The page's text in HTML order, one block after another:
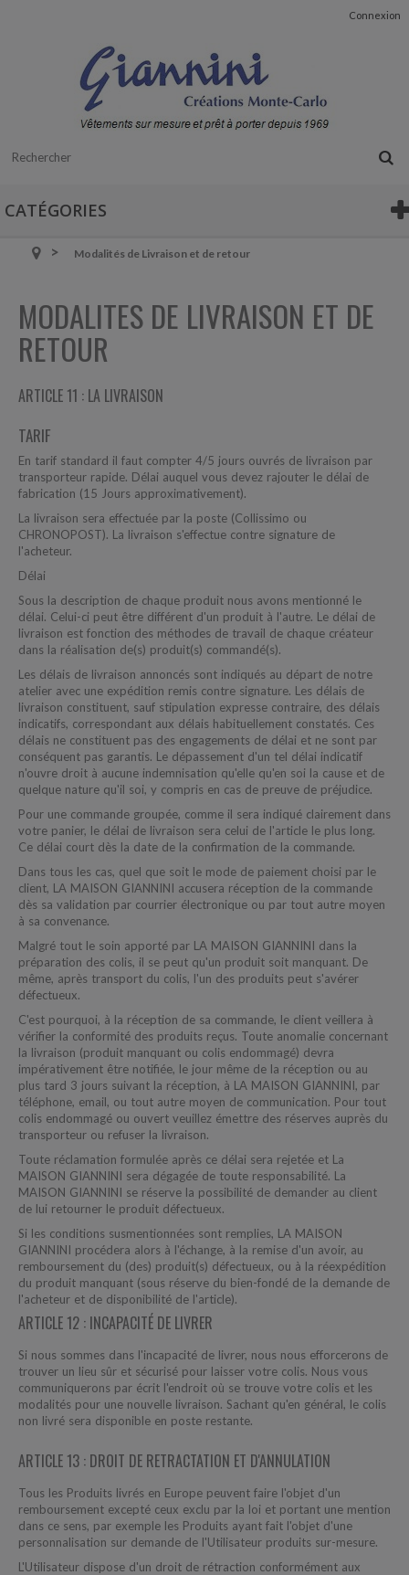
Connexion
CATÉGORIES
Modalités de Livraison et de retour
MODALITES DE LIVRAISON ET DE
RETOUR
ARTICLE 11 : LA LIVRAISON
TARIF
En tarif standard il faut compter 4/5 jours ouvrés de livraison par
transporteur rapide. Délai auquel vous devez rajouter le délai de
fabrication (15 Jours approximativement).
La livraison sera effectuée par la poste (Collissimo ou
CHRONOPOST). La livraison s'effectue contre signature de
l'acheteur.
Délai
Sous la description de chaque produit nous avons mentionné le
délai. Celui-ci peut être différent d'un produit à l'autre. Le délai de
livraison est fonction des méthodes de travail de chaque créateur
dans la réalisation de(s) produit(s) commandé(s).
Les délais de livraison annoncés sont indiqués au départ de notre
atelier avec une expédition remis contre signature. Les délais de
livraison constituent, sauf stipulation expresse contraire, des délais
indicatifs, correspondant aux délais habituellement constatés. Ces
délais ne constituent pas des engagements de délai et ne sont par
conséquent pas garantis. Le dépassement d'un tel délai indicatif
n'ouvre droit à aucune indemnisation qu'elle qu'en soi la cause et de
quelque nature qu'il soi, y compris en cas de preuve de préjudice.
Pour une commande groupée, comme il sera indiqué clairement dans
votre panier, le délai de livraison sera celui de l'article le plus long.
Ce délai court dès la date de la confirmation de la commande.
Dans tous les cas, quel que soit le mode de paiement choisi par le
client, LA MAISON GIANNINI accusera réception de la commande
dès sa validation par courrier électronique ou par tout autre moyen
à sa convenance.
Malgré tout le soin apporté par LA MAISON GIANNINI dans la
préparation des colis, il se peut qu'un produit soit manquant. De
même, après transport du colis, l'un des produits peut s'avérer
défectueux.
C'est pourquoi, à la réception de sa commande, le client veillera à
vérifier la conformité des produits reçus. Toute anomalie concernant
la livraison (produit manquant ou colis endommagé) devra
impérativement être notifiée, le jour même de la réception ou au
plus tard 3 jours suivant la réception, à LA MAISON GIANNINI, par
téléphone, email, ou tout autre moyen de communication. Pour tout
colis endommagé ou ouvert veuillez émettre des réserves auprès du
transporteur ou refuser la livraison.
Toute réclamation formulée après ce délai sera rejetée et La
MAISON GIANNINI sera dégagée de toute responsabilité. La
MAISON GIANNINI se réserve la possibilité de demander au client
de lui retourner le produit défectueux.
Si les conditions susmentionnées sont remplies, LA MAISON
GIANNINI procédera alors à l'échange, à la remise d'un avoir, au
remboursement du (des) produit(s) défectueux, ou à la réexpédition
du produit manquant (sous réserve du bien-fondé de la demande de
l'acheteur et de disponibilité de l'article).
ARTICLE 12 : INCAPACITÉ DE LIVRER
Si nous sommes dans l'incapacité de livrer, nous nous efforcerons de
trouver un lieu sûr et sécurisé pour laisser votre colis. Nous vous
communiquerons par écrit l'endroit où se trouve votre colis et les
modalités pour une nouvelle livraison. Sachant qu'en général, le colis
non livré sera disponible en poste restante.
ARTICLE 13 : DROIT DE RETRACTATION ET D'ANNULATION
Tous les Produits livrés en Europe peuvent faire l'objet d'un
remboursement excepté ceux exclu par la loi et portant une mention
dans ce sens, par exemple les Produits ayant fait l'objet d'une
personnalisation sur demande de l'Utilisateur produits sur-mesure.
L'Utilisateur dispose d'un droit de rétraction conformément aux